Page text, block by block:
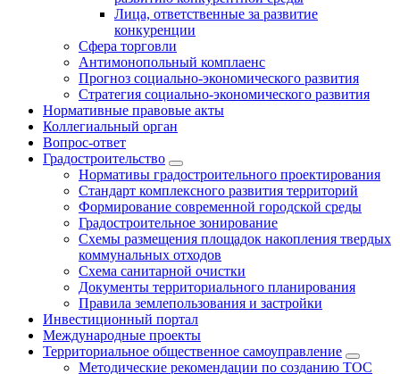
Лица, ответственные за развитие
конкуренции
Сфера торговли
Антимонопольный комплаенс
Прогноз социально-экономического развития
Стратегия социально-экономического развития
Нормативные правовые акты
Коллегиальный орган
Вопрос-ответ
Градостроительство
Нормативы градостроительного проектирования
Стандарт комплексного развития территорий
Формирование современной городской среды
Градостроительное зонирование
Схемы размещения площадок накопления твердых
коммунальных отходов
Схема санитарной очистки
Документы территориального планирования
Правила землепользования и застройки
Инвестиционный портал
Международные проекты
Территориальное общественное самоуправление
Методические рекомендации по созданию ТОС